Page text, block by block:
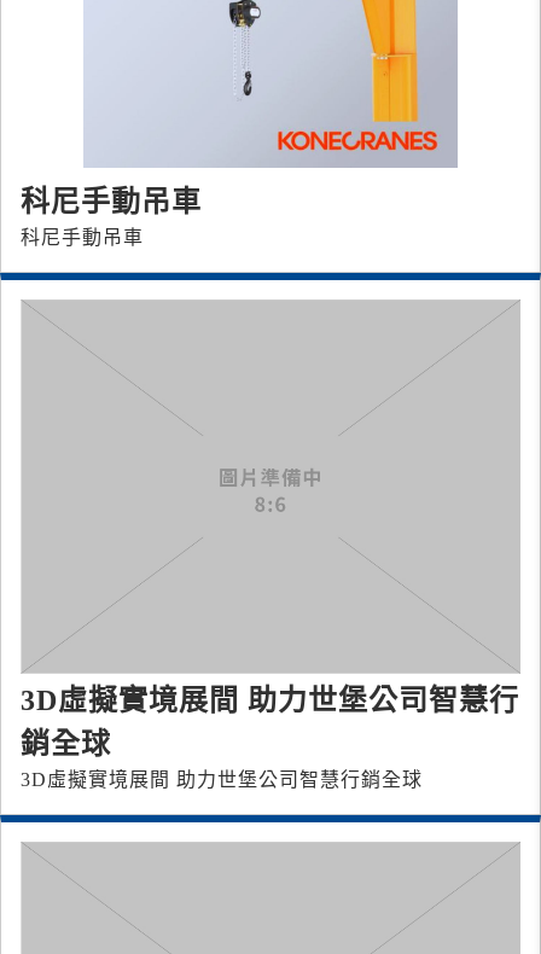
科尼手動吊車
科尼手動吊車
3D虛擬實境展間 助力世堡公司智慧行
銷全球
3D虛擬實境展間 助力世堡公司智慧行銷全球